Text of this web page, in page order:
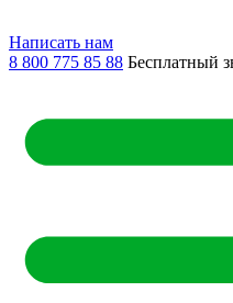
Написать нам
8 800 775 85 88 Бесплатный